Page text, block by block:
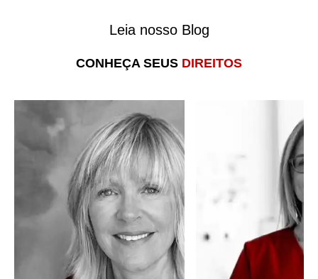
Leia nosso Blog
CONHEÇA SEUS DIREITOS
regras atualizadas para
É possível se
aposentar? Saiba
mais!
LER MAIS
Aposentadoria
precisa saber
Com a
especial é
obter benefícios.
LER MAIS